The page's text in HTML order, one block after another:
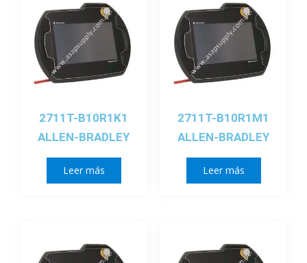
2711T-B10R1K1
ALLEN-BRADLEY
Leer más
2711T-B10R1M1
ALLEN-BRADLEY
Leer más